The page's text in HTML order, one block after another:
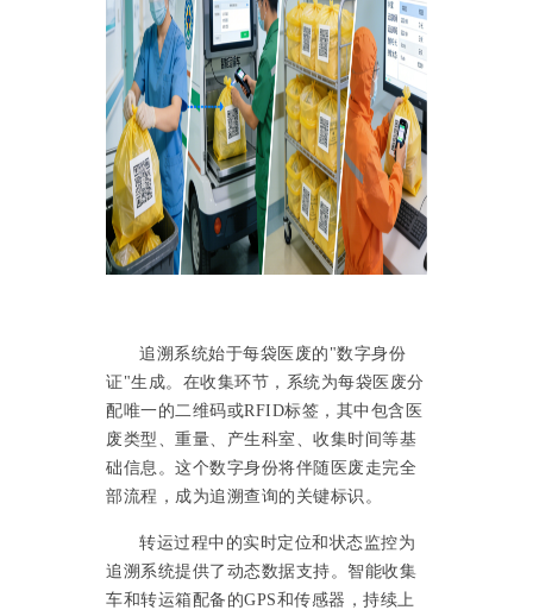
追溯系统始于每袋医废的 "数字身份
证"生成。在收集环节，系统为每袋医废分
配唯一的二维码或RFID标签，其中包含医
废类型、重量、产生科室、收集时间等基
础信息。这个数字身份将伴随医废走完全
部流程，成为追溯查询的关键标识。
转运过程中的实时定位和状态监控为
追溯系统提供了动态数据支持。智能收集
车和转运箱配备的GPS和传感器，持续上